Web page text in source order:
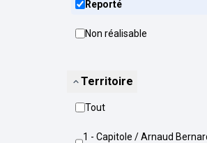
Reporté
Non réalisable
Territoire
Tout
1 - Capitole / Arnaud Bernard